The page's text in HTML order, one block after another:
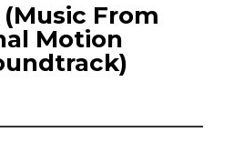
From
Motion